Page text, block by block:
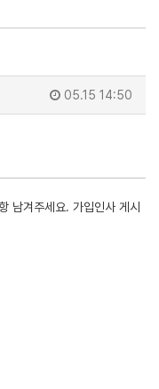
05.15 14:50
남겨주세요. 가입인사 게시